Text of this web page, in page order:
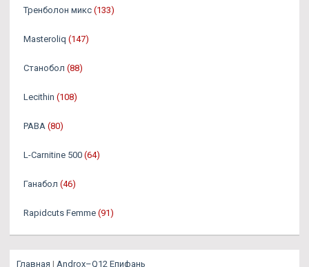
Тренболон микс (133)
Masteroliq (147)
Станобол (88)
Lecithin (108)
PABA (80)
L-Carnitine 500 (64)
Ганабол (46)
Rapidcuts Femme (91)
Главная | Androx–Q12 Епифань